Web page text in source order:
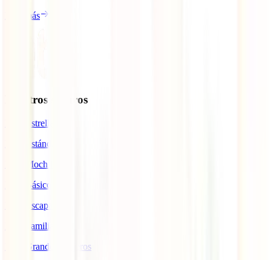
Leer más
Nuestros seguros
IATI Estrella
IATI Estándar
IATI Mochilero
IATI Básico
IATI Escapadas
IATI Familia
IATI Grandes Viajeros